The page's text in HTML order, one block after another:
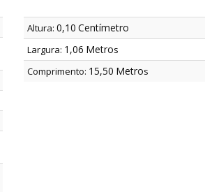
Altura: 0,10 Centímetro
Largura: 1,06 Metros
Comprimento: 15,50 Metros